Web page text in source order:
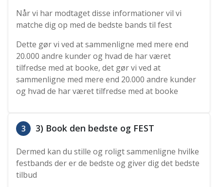
Når vi har modtaget disse informationer vil vi
matche dig op med de bedste bands til fest
Dette gør vi ved at sammenligne med mere end
20.000 andre kunder og hvad de har været
tilfredse med at booke, det gør vi ved at
sammenligne med mere end 20.000 andre kunder
og hvad de har været tilfredse med at booke
3 3) Book den bedste og FEST
Dermed kan du stille og roligt sammenligne hvilke
festbands der er de bedste og giver dig det bedste
tilbud